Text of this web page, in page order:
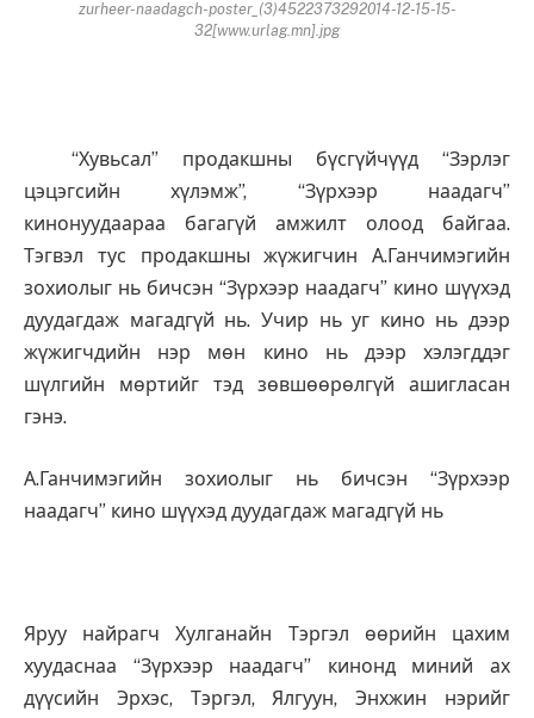
zurheer-naadagch-poster_(3)4522373292014-12-15-15-
32[www.urlag.mn].jpg
“Хувьсал” продакшны бүсгүйчүүд “Зэрлэг
цэцэгсийн хүлэмж”, “Зүрхээр наадагч”
кинонуудаараа багагүй амжилт олоод байгаа.
Тэгвэл тус продакшны жүжигчин А.Ганчимэгийн
зохиолыг нь бичсэн “Зүрхээр наадагч” кино шүүхэд
дуудагдаж магадгүй нь. Учир нь уг кино нь дээр
жүжигчдийн нэр мөн кино нь дээр хэлэгддэг
шүлгийн мөртийг тэд зөвшөөрөлгүй ашигласан
гэнэ.
А.Ганчимэгийн зохиолыг нь бичсэн “Зүрхээр
наадагч” кино шүүхэд дуудагдаж магадгүй нь
Яруу найрагч Хулганайн Тэргэл өөрийн цахим
хуудаснаа “Зүрхээр наадагч” кинонд миний ах
дүүсийн Эрхэс, Тэргэл, Ялгуун, Энхжин нэрийг